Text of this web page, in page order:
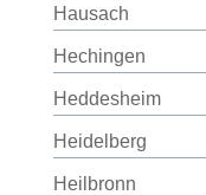
Hausach
Hechingen
Heddesheim
Heidelberg
Heilbronn